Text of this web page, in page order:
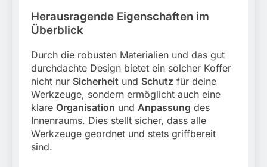
Herausragende Eigenschaften im
Überblick
Durch die robusten Materialien und das gut
durchdachte Design bietet ein solcher Koffer
nicht nur Sicherheit und Schutz für deine
Werkzeuge, sondern ermöglicht auch eine
klare Organisation und Anpassung des
Innenraums. Dies stellt sicher, dass alle
Werkzeuge geordnet und stets griffbereit
sind.